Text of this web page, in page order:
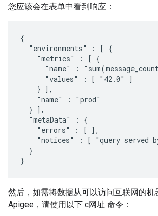
您应该会在表单中看到响应：
{
  "environments" : [ {
    "metrics" : [ {
"name" :
      "values" : [ "42.0" ]
    } ],
    "name" : "prod"
  } ],
  "metaData" : {
    "errors" : [ ],
"notices" : [ "query served
  }
}
然后，如需将数据从可以访问互联网的机
Apigee，请使用以下 c网址 命令：